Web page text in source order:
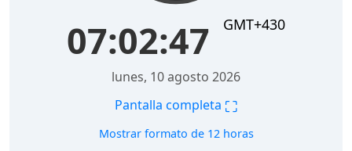
07:02:47 GMT+430
lunes, 10 agosto 2026
Pantalla completa ⛶
Mostrar formato de 12 horas